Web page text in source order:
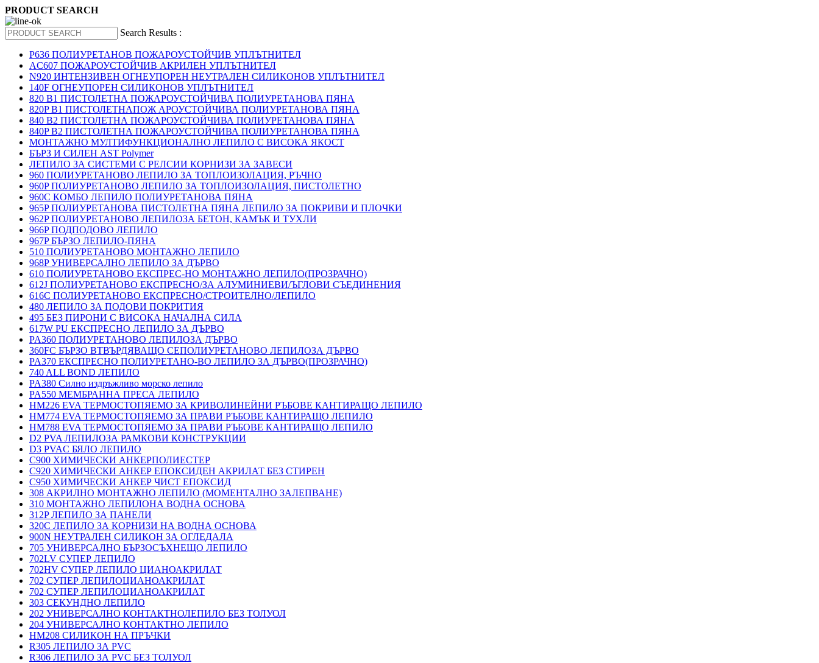
PRODUCT SEARCH
Search Results :
P636 ПОЛИУРЕТАНОВ ПОЖАРОУСТОЙЧИВ УПЛЪТНИТЕЛ
AC607 ПОЖАРОУСТОЙЧИВ АКРИЛЕН УПЛЪТНИТЕЛ
N920 ИНТЕНЗИВЕН ОГНЕУПОРЕН НЕУТРАЛЕН СИЛИКОНОВ УПЛЪТНИТЕЛ
140F ОГНЕУПОРЕН СИЛИКОНОВ УПЛЪТНИТЕЛ
820 B1 ПИСТОЛЕТНА ПОЖАРОУСТОЙЧИВА ПОЛИУРЕТАНОВА ПЯНА
820P B1 ПИСТОЛЕТНАПОЖ АРОУСТОЙЧИВА ПОЛИУРЕТАНОВА ПЯНА
840 B2 ПИСТОЛЕТНА ПОЖАРОУСТОЙЧИВА ПОЛИУРЕТАНОВА ПЯНА
840P B2 ПИСТОЛЕТНА ПОЖАРОУСТОЙЧИВА ПОЛИУРЕТАНОВА ПЯНА
МОНТАЖНО МУЛТИФУНКЦИОНАЛНО ЛЕПИЛО С ВИСОКА ЯКОСТ
БЪРЗ И СИЛЕН AST Polymer
ЛЕПИЛО ЗА СИСТЕМИ С РЕЛСИИ КОРНИЗИ ЗА ЗАВЕСИ
960 ПОЛИУРЕТАНОВО ЛЕПИЛО ЗА ТОПЛОИЗОЛАЦИЯ, РЪЧНО
960P ПОЛИУРЕТАНОВО ЛЕПИЛО ЗА ТОПЛОИЗОЛАЦИЯ, ПИСТОЛЕТНО
960C КОМБО ЛЕПИЛО ПОЛИУРЕТАНОВА ПЯНА
965P ПОЛИУРЕТАНОВА ПИСТОЛЕТНА ПЯНА ЛЕПИЛО ЗА ПОКРИВИ И ПЛОЧКИ
962P ПОЛИУРЕТАНОВО ЛЕПИЛОЗА БЕТОН, КАМЪК И ТУХЛИ
966P ПОДПОДОВО ЛЕПИЛО
967P БЪРЗО ЛЕПИЛО-ПЯНА
510 ПОЛИУРЕТАНОВО МОНТАЖНО ЛЕПИЛО
968P УНИВЕРСАЛНО ЛЕПИЛО ЗА ДЪРВО
610 ПОЛИУРЕТАНОВО ЕКСПРЕС-НО МОНТАЖНО ЛЕПИЛО(ПРОЗРАЧНО)
612J ПОЛИУРЕТАНОВО ЕКСПРЕСНО/ЗА АЛУМИНИЕВИ/ЪГЛОВИ СЪЕДИНЕНИЯ
616C ПОЛИУРЕТАНОВО ЕКСПРЕСНО/СТРОИТЕЛНО/ЛЕПИЛО
480 ЛЕПИЛО ЗА ПОДОВИ ПОКРИТИЯ
495 БЕЗ ПИРОНИ С ВИСОКА НАЧАЛНА СИЛА
617W PU ЕКСПРЕСНО ЛЕПИЛО ЗА ДЪРВО
PA360 ПОЛИУРЕТАНОВО ЛЕПИЛОЗА ДЪРВО
360FC БЪРЗО ВТВЪРДЯВАЩО СЕПОЛИУРЕТАНОВО ЛЕПИЛОЗА ДЪРВО
PA370 ЕКСПРЕСНО ПОЛИУРЕТАНО-ВО ЛЕПИЛО ЗА ДЪРВО(ПРОЗРАЧНО)
740 ALL BOND ЛЕПИЛО
PA380 Силно издръжливо морско лепило
PA550 МЕМБРАННА ПРЕСА ЛЕПИЛО
HM226 EVA ТЕРМОСТОПЯЕМО ЗА КРИВОЛИНЕЙНИ РЪБОВЕ КАНТИРАЩО ЛЕПИЛО
HM774 EVA ТЕРМОСТОПЯЕМО ЗА ПРАВИ РЪБОВЕ КАНТИРАЩО ЛЕПИЛО
HM788 EVA ТЕРМОСТОПЯЕМО ЗА ПРАВИ РЪБОВЕ КАНТИРАЩО ЛЕПИЛО
D2 PVA ЛЕПИЛОЗА РАМКОВИ КОНСТРУКЦИИ
D3 PVAC БЯЛО ЛЕПИЛО
C900 ХИМИЧЕСКИ АНКЕРПОЛИЕСТЕP
C920 ХИМИЧЕСКИ АНКЕР ЕПОКСИДЕН АКРИЛАТ БЕЗ СТИРЕН
C950 ХИМИЧЕСКИ АНКЕР ЧИСТ ЕПОКСИД
308 АКРИЛНО МОНТАЖНО ЛЕПИЛО (МОМЕНТАЛНО ЗАЛЕПВАНЕ)
310 МОНТАЖНО ЛЕПИЛОНА ВОДНА ОСНОВА
312P ЛЕПИЛО ЗА ПАНЕЛИ
320C ЛЕПИЛО ЗА КОРНИЗИ НА ВОДНА ОСНОВА
900N НЕУТРАЛЕН СИЛИКОН ЗА ОГЛЕДАЛА
705 УНИВЕРСАЛНО БЪРЗОСЪХНЕЩО ЛЕПИЛО
702LV СУПЕР ЛЕПИЛО
702HV СУПЕР ЛЕПИЛО ЦИАНОАКРИЛАТ
702 СУПЕР ЛЕПИЛОЦИАНОАКРИЛАТ
702 СУПЕР ЛЕПИЛОЦИАНОАКРИЛАТ
303 СЕКУНДНО ЛЕПИЛО
202 УНИВЕРСАЛНО КОНТАКТНОЛЕПИЛО БЕЗ ТОЛУОЛ
204 УНИВЕРСАЛНО КОНТАКТНО ЛЕПИЛО
HM208 СИЛИКОН НА ПРЪЧКИ
R305 ЛЕПИЛО ЗА PVC
R306 ЛЕПИЛО ЗА PVC БЕЗ ТОЛУОЛ